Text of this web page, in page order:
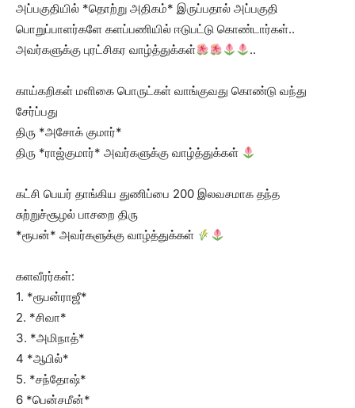
அப்பகுதியில் *தொற்று அதிகம்* இருப்பதால் அப்பகுதி
பொறுப்பாளர்களே களப்பணியில் ஈடுபட்டு கொண்டார்கள்..
அவர்களுக்கு புரட்சிகர வாழ்த்துக்கள்
..
காய்கறிகள் மளிகை பொருட்கள் வாங்குவது கொண்டு வந்து
சேர்ப்பது
திரு *அசோக் குமார்*
திரு *ராஜ்குமார்* அவர்களுக்கு வாழ்த்துக்கள்
கட்சி பெயர் தாங்கிய துணிப்பை 200 இலவசமாக தந்த
சுற்றுச்சூழல் பாசறை திரு
*ரூபன்* அவர்களுக்கு வாழ்த்துக்கள்
களவீரர்கள்:
1. *ரூபன்ராஜீ*
2. *சிவா*
3. *அமிநாத்*
4 *ஆபில்*
5. *சந்தோஷ்*
6 *பென்சமீன்*